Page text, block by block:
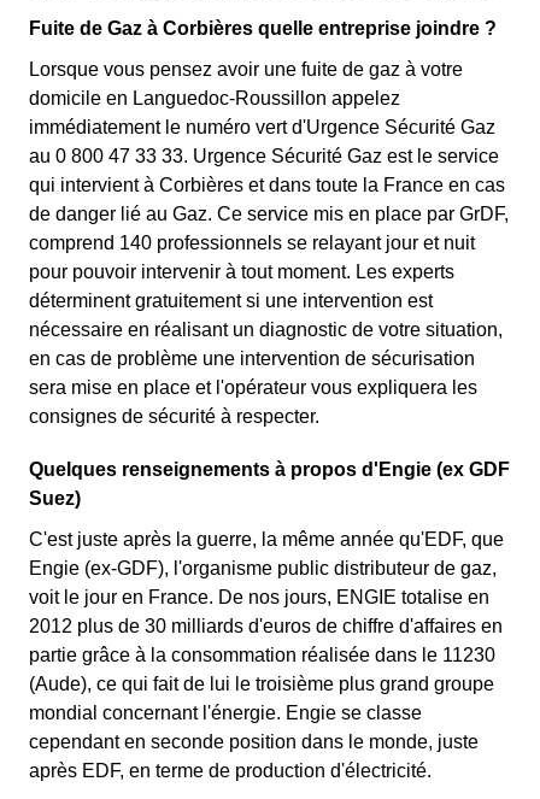
Fuite de Gaz à Corbières quelle entreprise joindre ?
Lorsque vous pensez avoir une fuite de gaz à votre
domicile en Languedoc-Roussillon appelez
immédiatement le numéro vert d'Urgence Sécurité Gaz
au 0 800 47 33 33. Urgence Sécurité Gaz est le service
qui intervient à Corbières et dans toute la France en cas
de danger lié au Gaz. Ce service mis en place par GrDF,
comprend 140 professionnels se relayant jour et nuit
pour pouvoir intervenir à tout moment. Les experts
déterminent gratuitement si une intervention est
nécessaire en réalisant un diagnostic de votre situation,
en cas de problème une intervention de sécurisation
sera mise en place et l'opérateur vous expliquera les
consignes de sécurité à respecter.
Quelques renseignements à propos d'Engie (ex GDF
Suez)
C'est juste après la guerre, la même année qu'EDF, que
Engie (ex-GDF), l'organisme public distributeur de gaz,
voit le jour en France. De nos jours, ENGIE totalise en
2012 plus de 30 milliards d'euros de chiffre d'affaires en
partie grâce à la consommation réalisée dans le 11230
(Aude), ce qui fait de lui le troisième plus grand groupe
mondial concernant l'énergie. Engie se classe
cependant en seconde position dans le monde, juste
après EDF, en terme de production d'électricité.